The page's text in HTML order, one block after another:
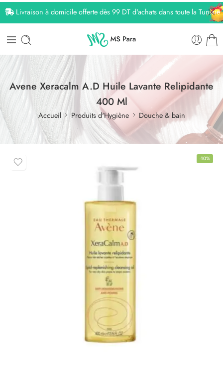
Livraison à domicile offerte dès 99 DT d'achats dans toute la Tunisie
Avene Xeracalm A.D Huile Lavante Relipidante
400 Ml
Accueil Produits d'Hygiène Douche & bain
-10%